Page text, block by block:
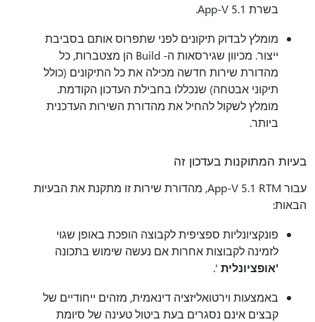
בשרת App-V 5.1.
מומלץ לבדוק תיקונים לפני שתפרוס אותם בסביבת
ייצור. מכיוון שגירסאות ה- Build הן מצטברות, כל
מהדורת שירות חדשה מכילה את כל התיקונים (כולל
תיקוני אבטחה) שנכללו בחבילת העדכון הקודמת.
מומלץ לשקול להחיל את מהדורת השירות העדכנית
ביותר.
בעיות המתוקנות בעדכון זה
עבור App-V 5.1 RTM, מהדורת שירות זו מתקנת את הבעיות
הבאות:
פונקציונליות ספציפית לקבוצה הופכת באופן שגוי
לזמינה לקבוצות אחרות אם נעשה שימוש בתכונה
'אופציונלית '.
באמצעות וירטואליזציה דינאמית, מזהים ייחודיים של
קבצים אינם נסגרים בעת ביטול טעינה של סיומת